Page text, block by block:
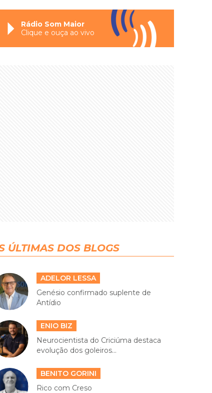
Rádio Som Maior
Clique e ouça ao vivo
ÚLTIMAS DOS BLOGS
ADELOR LESSA
Genésio confirmado suplente de
Antídio
ENIO BIZ
Neurocientista do Criciúma destaca
evolução dos goleiros...
BENITO GORINI
Rico com Creso